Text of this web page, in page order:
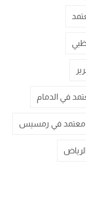
في الدمام
معتمد في رمسيس